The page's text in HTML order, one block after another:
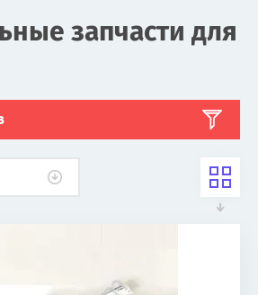
запчасти для